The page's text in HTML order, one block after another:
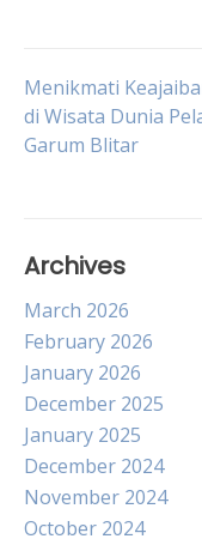
Post
Menikmati
di Wisata Dunia
Garum Blitar
Archives
March 2026
February 2026
January 2026
December 2025
January 2025
December 2024
November 2024
October 2024